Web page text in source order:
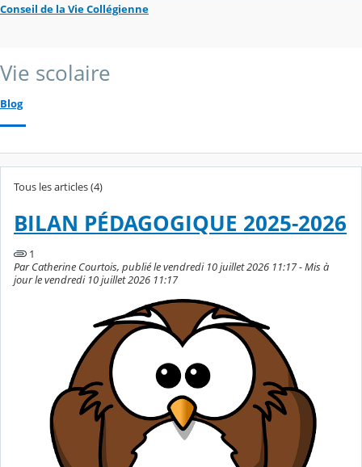
Conseil de la Vie Collégienne
Vie scolaire
Blog
Tous les articles (4)
BILAN PÉDAGOGIQUE 2025-2026
1
Par Catherine Courtois, publié le vendredi 10 juillet 2026 11:17 - Mis à
jour le vendredi 10 juillet 2026 11:17